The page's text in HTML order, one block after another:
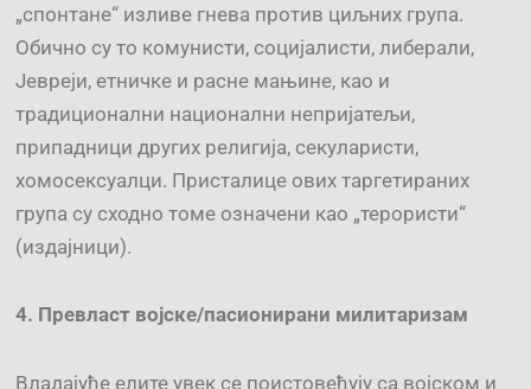
„спонтане“ изливе гнева против циљних група.
Обично су то комунисти, социјалисти, либерали,
Јевреји, етничке и расне мањине, као и
традиционални национални непријатељи,
припадници других религија, секуларисти,
хомосексуалци. Присталице ових таргетираних
група су сходно томе означени као „терористи“
(издајници).
4. Превласт војске/пасионирани милитаризам
Владајуће елите увек се поистовећују са војском и